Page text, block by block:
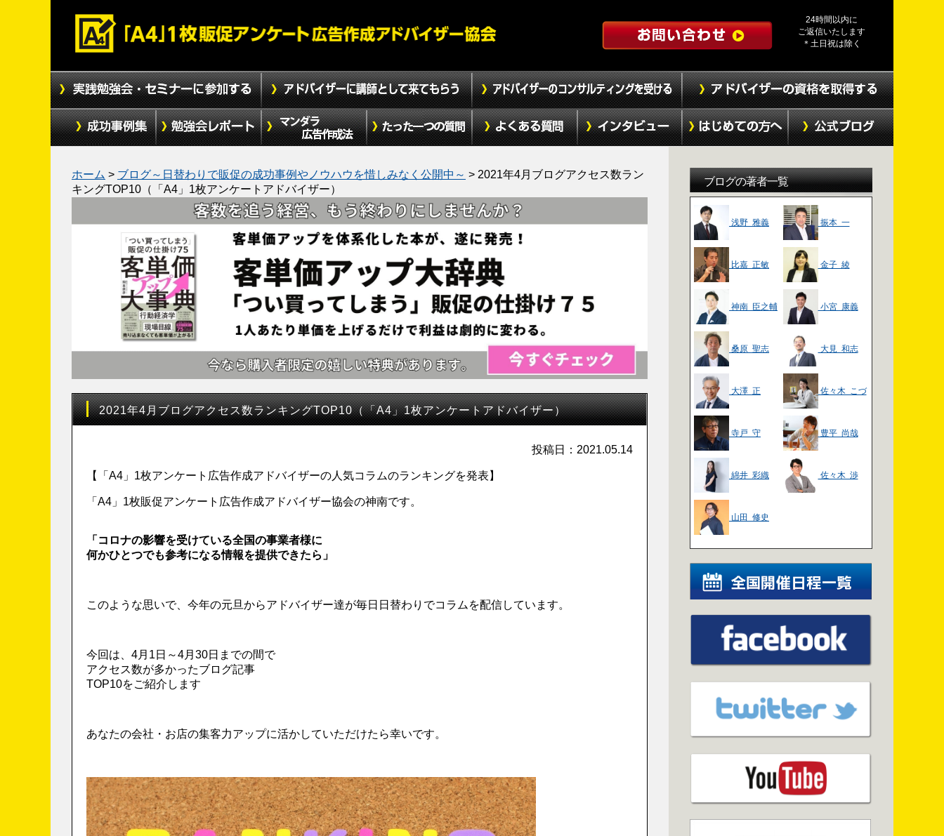
24時間以内に
ご返信いたします
＊土日祝は除く
ホーム > ブログ～日替わりで販促の成功事例やノウハウを惜しみなく公開中～ > 2021年4月ブログアクセス数ラン
キングTOP10（「A4」1枚アンケートアドバイザー）
2021年4月ブログアクセス数ランキングTOP10（「A4」1枚アンケートアドバイザー）
投稿日：2021.05.14
【「A4」1枚アンケート広告作成アドバイザーの人気コラムのランキングを発表】
「A4」1枚販促アンケート広告作成アドバイザー協会の神南です。
「コロナの影響を受けている全国の事業者様に
何かひとつでも参考になる情報を提供できたら」
このような思いで、今年の元旦からアドバイザー達が毎日日替わりでコラムを配信しています。
今回は、4月1日～4月30日までの間で
アクセス数が多かったブログ記事
TOP10をご紹介します
あなたの会社・お店の集客力アップに活かしていただけたら幸いです。
ブログの著者一覧
浅野 雅義 振本 一
比嘉 正敏 金子 綾
神南 臣之輔 小宮 康義
桑原 聖志 大見 和志
大澤 正 佐々木 こづ
え
寺戸 守 豊平 尚哉
綿井 彩織 佐々木 渉
山田 修史